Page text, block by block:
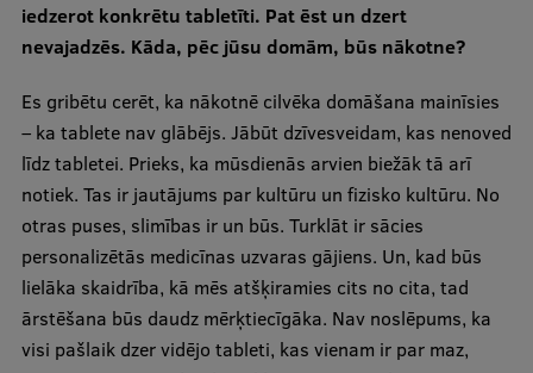
Ētikas un līdztiesības mācības
Atvērtā universitāte
Sagatavošanas kursi
Profesionālās pilnveides kursi
ESF kvalifikācijas celšanas kursi
Pedagoģiskās izaugsmes centrs
Kvalifikācijas atbilstības pārbaude
iedzerot konkrētu tabletīti. Pat ēst un dzert
nevajadzēs. Kāda, pēc jūsu domām, būs nākotne?
Es gribētu cerēt, ka nākotnē cilvēka domāšana mainīsies
– ka tablete nav glābējs. Jābūt dzīvesveidam, kas nenoved
līdz tabletei. Prieks, ka mūsdienās arvien biežāk tā arī
notiek. Tas ir jautājums par kultūru un fizisko kultūru. No
otras puses, slimības ir un būs. Turklāt ir sācies
personalizētās medicīnas uzvaras gājiens. Un, kad būs
lielāka skaidrība, kā mēs atšķiramies cits no cita, tad
ārstēšana būs daudz mērķtiecīgāka. Nav noslēpums, ka
visi pašlaik dzer vidējo tableti, kas vienam ir par maz,